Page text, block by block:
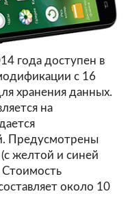
года доступен в
с 16
хранения данных.
на
Предусмотрены
желтой и синей
около 10